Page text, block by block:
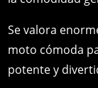
Se valora
moto cómoda
potente y